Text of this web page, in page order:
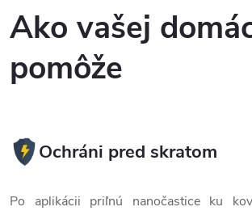
Ako vašej
pomôže
Ochráni pred skratom
Po aplikácii priľnú nanočastice ku